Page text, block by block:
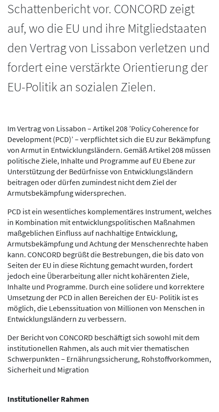
Schattenbericht vor. CONCORD zeigt
auf, wo die EU und ihre Mitgliedstaaten
den Vertrag von Lissabon verletzen und
fordert eine verstärkte Orientierung der
EU-Politik an sozialen Zielen.
Im Vertrag von Lissabon – Artikel 208 ’Policy Coherence for
Development (PCD)’ – verpflichtet sich die EU zur Bekämpfung
von Armut in Entwicklungsländern. Gemäß Artikel 208 müssen
politische Ziele, Inhalte und Programme auf EU Ebene zur
Unterstützung der Bedürfnisse von Entwicklungsländern
beitragen oder dürfen zumindest nicht dem Ziel der
Armutsbekämpfung widersprechen.
PCD ist ein wesentliches komplementäres Instrument, welches
in Kombination mit entwicklungspolitischen Maßnahmen
maßgeblichen Einfluss auf nachhaltige Entwicklung,
Armutsbekämpfung und Achtung der Menschenrechte haben
kann. CONCORD begrüßt die Bestrebungen, die bis dato von
Seiten der EU in diese Richtung gemacht wurden, fordert
jedoch eine Überarbeitung aller nicht kohärenten Ziele,
Inhalte und Programme. Durch eine solidere und korrektere
Umsetzung der PCD in allen Bereichen der EU- Politik ist es
möglich, die Lebenssituation von Millionen von Menschen in
Entwicklungsländern zu verbessern.
Der Bericht von CONCORD beschäftigt sich sowohl mit dem
institutionellen Rahmen, als auch mit vier thematischen
Schwerpunkten – Ernährungssicherung, Rohstoffvorkommen,
Sicherheit und Migration
Institutioneller Rahmen